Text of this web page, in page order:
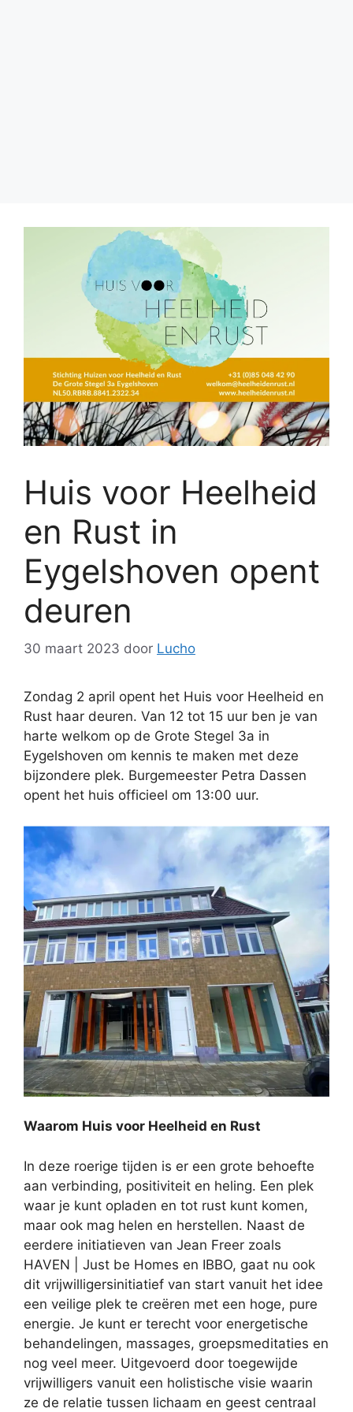
Huis voor Heelheid
en Rust in
Eygelshoven opent
deuren
30 maart 2023 door Lucho
Zondag 2 april opent het Huis voor Heelheid en
Rust haar deuren. Van 12 tot 15 uur ben je van
harte welkom op de Grote Stegel 3a in
Eygelshoven om kennis te maken met deze
bijzondere plek. Burgemeester Petra Dassen
opent het huis officieel om 13:00 uur.
Waarom Huis voor Heelheid en Rust
In deze roerige tijden is er een grote behoefte
aan verbinding, positiviteit en heling. Een plek
waar je kunt opladen en tot rust kunt komen,
maar ook mag helen en herstellen. Naast de
eerdere initiatieven van Jean Freer zoals
HAVEN | Just be Homes en IBBO, gaat nu ook
dit vrijwilligersinitiatief van start vanuit het idee
een veilige plek te creëren met een hoge, pure
energie. Je kunt er terecht voor energetische
behandelingen, massages, groepsmeditaties en
nog veel meer. Uitgevoerd door toegewijde
vrijwilligers vanuit een holistische visie waarin
ze de relatie tussen lichaam en geest centraal